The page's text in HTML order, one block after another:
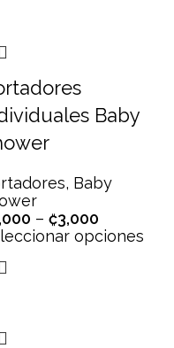
Baby
, Baby
– ₡3,000
opciones